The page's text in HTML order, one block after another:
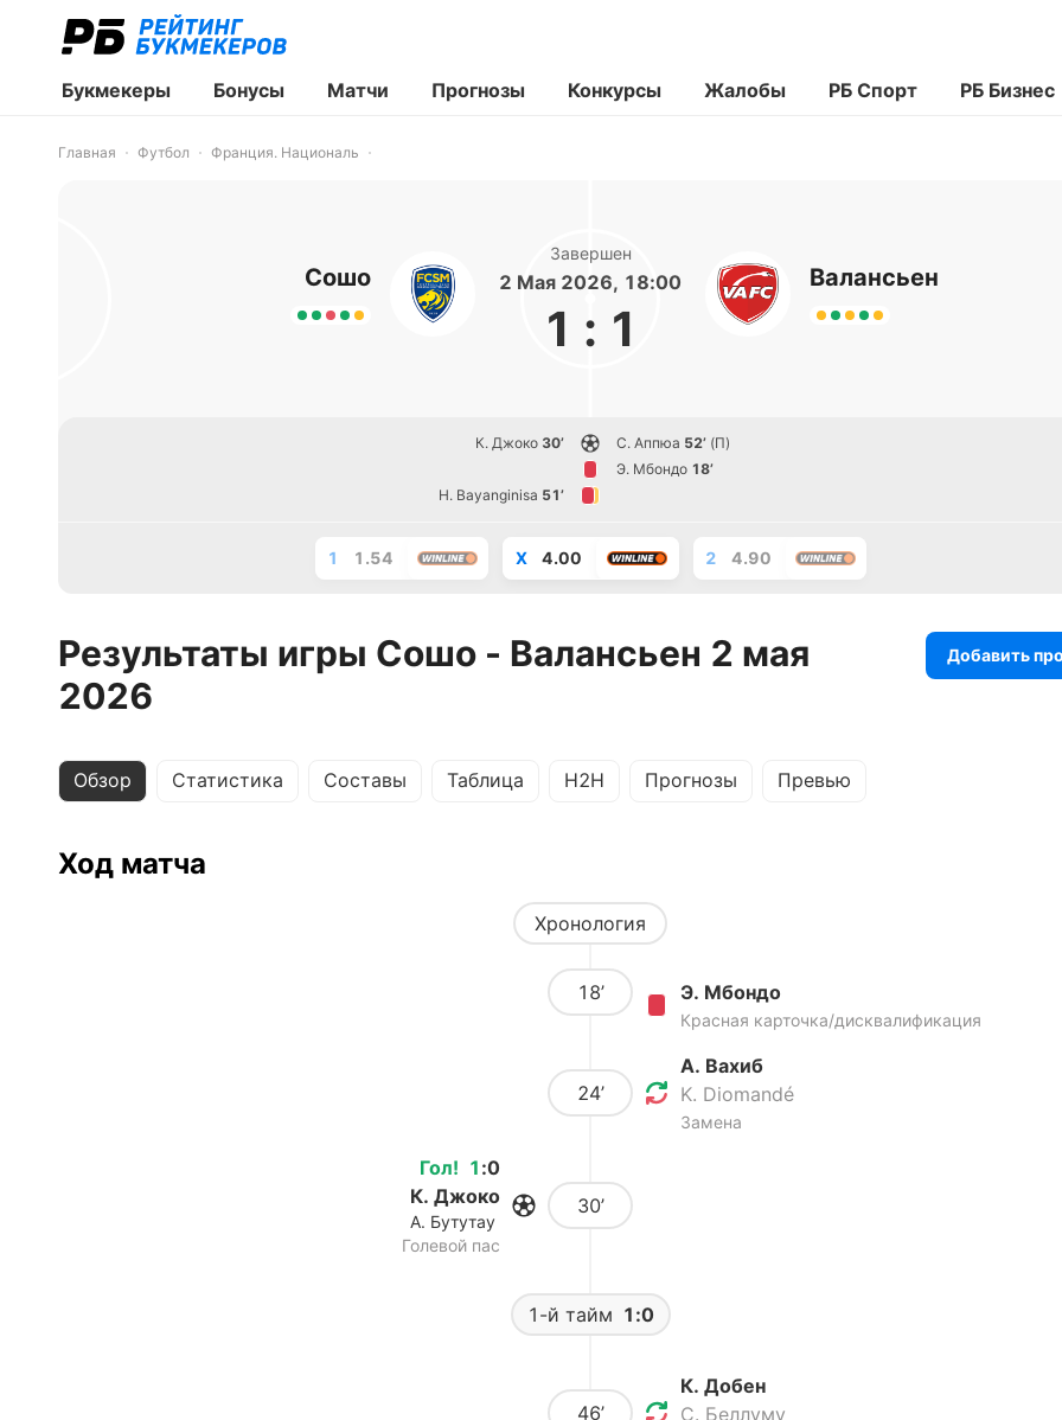
Букмекеры Бонусы Матчи Прогнозы Конкурсы Жалобы РБ Спорт РБ Бизнес
Главная Футбол Франция. Националь
Сошо
Завершен
2 Мая 2026, 18:00
1 : 1
Валансьен
К. Джоко 30’ С. Аппюа 52’ (П)
Э. Мбондо 18’
H. Bayanginisa 51’
1 1.54 X 4.00 2 4.90
Результаты игры Сошо - Валансьен 2 мая
2026
Добавить
Обзор Статистика Составы Таблица H2H Прогнозы Превью
Ход матча
Хронология
18’ Э. Мбондо
Красная карточка/дисквалификация
24’
А. Вахиб
K. Diomandé
Замена
Гол! 1 :0
К. Джоко
А. Бутутау
Голевой пас
30’
1-й тайм 1:0
46’
К. Добен
С. Беллуму